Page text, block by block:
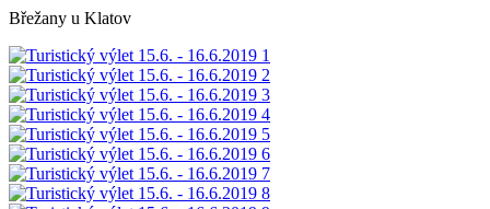
Břežany u Klatov